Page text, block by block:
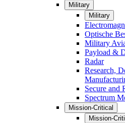
Military
Military
Optische
Military
Payload &
Radar
Research,
Secure and
Spectrum
Mission-Critical
Mission-